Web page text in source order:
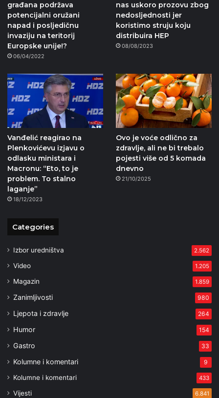
građana podržava
potencijalni oružani
napad i posljedičnu
invaziju na teritorij
Europske unije!?
06/04/2022
nas uskoro prozovu zbog
nedosljednosti jer
koristimo struju koju
distribuira HEP
08/08/2023
Vanđelić reagirao na
Plenkovićevu izjavu o
odlasku ministara i
Macronu: “Eto, to je
problem. To stalno
laganje”
18/12/2023
Ovo je voće odlično za
zdravlje, ali ne bi trebalo
pojesti više od 5 komada
dnevno
21/10/2025
Categories
Izbor uredništva 2.562
Video 1.205
Magazin 1.859
Zanimljivosti 980
Ljepota i zdravlje 264
Humor 154
Gastro 33
Kolumne i komentari 9
Kolumne i komentari 433
Vijesti 6.841